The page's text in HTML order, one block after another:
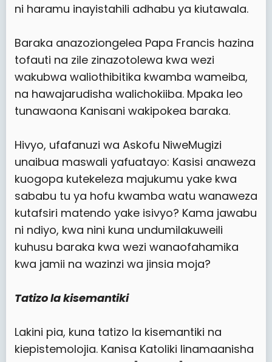
ni haramu inayistahili adhabu ya kiutawala.
Baraka anazoziongelea Papa Francis hazina
tofauti na zile zinazotolewa kwa wezi
wakubwa waliothibitika kwamba wameiba,
na hawajarudisha walichokiiba. Mpaka leo
tunawaona Kanisani wakipokea baraka.
Hivyo, ufafanuzi wa Askofu NiweMugizi
unaibua maswali yafuatayo: Kasisi anaweza
kuogopa kutekeleza majukumu yake kwa
sababu tu ya hofu kwamba watu wanaweza
kutafsiri matendo yake isivyo? Kama jawabu
ni ndiyo, kwa nini kuna undumilakuweili
kuhusu baraka kwa wezi wanaofahamika
kwa jamii na wazinzi wa jinsia moja?
Tatizo la kisemantiki
Lakini pia, kuna tatizo la kisemantiki na
kiepistemolojia. Kanisa Katoliki linamaanisha